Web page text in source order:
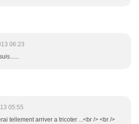
06:23
05:55
tellement arriver a tricoter ...<br /> <br />